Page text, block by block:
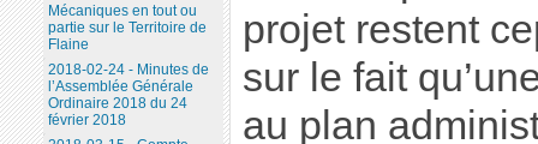
projet restent
sur le fait
au plan
Mécaniques en tout ou
partie sur le Territoire de
Flaine
2018-02-24 - Minutes de
l’Assemblée Générale
Ordinaire 2018 du 24
février 2018